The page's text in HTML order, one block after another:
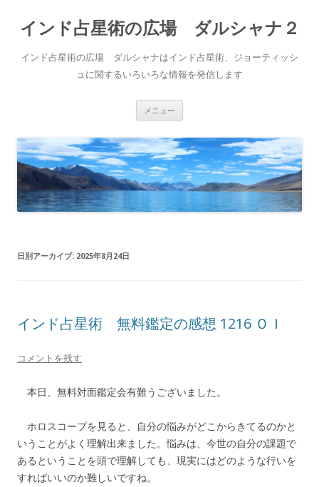
インド占星術の広場 ダルシャナ２
インド占星術の広場 ダルシャナはインド占星術、ジョーティッシ
ュに関するいろいろな情報を発信します
メニュー
ン
ツ
へ
ス
キ
ッ
プ
日別アーカイブ: 2025年8月24日
インド占星術 無料鑑定の感想 1216 ＯＩ
コメントを残す
本日、無料対面鑑定会有難うございました。
ホロスコープを見ると、自分の悩みがどこからきてるのかと
いうことがよく理解出来ました。悩みは、今世の自分の課題で
あるということを頭で理解しても、現実にはどのような行いを
すればいいのか難しいですね。